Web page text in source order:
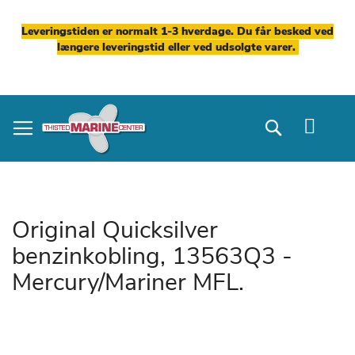
Leveringstiden er normalt 1-3 hverdage. Du får besked ved
længere leveringstid eller ved udsolgte varer.
to
Content
Search
Original Quicksilver
benzinkobling, 13563Q3 -
Mercury/Mariner MFL.